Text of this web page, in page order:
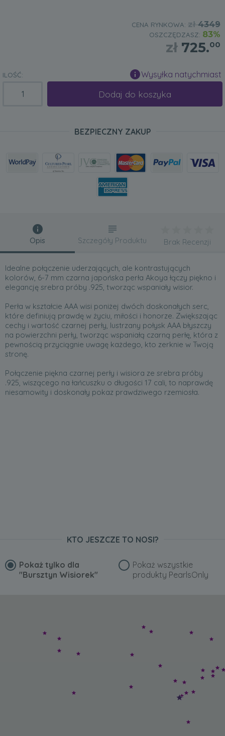
CENA RYNKOWA: zł4349
OSZCZĘDZASZ: 83%
zł 725.00
ILOŚĆ: Wysyłka natychmiast
Dodaj do koszyka
BEZPIECZNY ZAKUP
Opis
Idealne połączenie uderzających, ale kontrastujących
kolorów, 6-7 mm czarna japońska perła Akoya łączy piękno i
elegancję srebra próby .925, tworząc wspaniały wisior.
Perła w kształcie AAA wisi poniżej dwóch doskonałych serc,
które definiują prawdę w życiu, miłości i honorze. Zwiększając
cechy i wartość czarnej perły, lustrzany połysk AAA błyszczy
na powierzchni perły, tworząc wspaniałą czarną perłę, która z
pewnością przyciągnie uwagę każdego, kto zerknie w Twoją
stronę.
Połączenie piękna czarnej perły i wisiora ze srebra próby
.925, wiszącego na łańcuszku o długości 17 cali, to naprawdę
niesamowity i doskonały pokaz prawdziwego rzemiosła.
Szczegóły Produktu Brak Recenzji
KTO JESZCZE TO NOSI?
Pokaż tylko dla
"Bursztyn Wisiorek"
Pokaż wszystkie
produkty PearlsOnly